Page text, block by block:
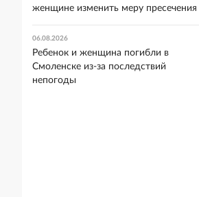
женщине изменить меру пресечения
06.08.2026
Ребенок и женщина погибли в
Смоленске из-за последствий
непогоды